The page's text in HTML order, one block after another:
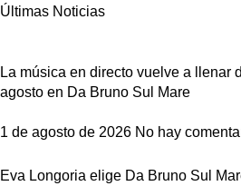
Últimas Noticias
La música en directo vuelve a llenar
agosto en Da Bruno Sul Mare
1 de agosto de 2026 No hay
Eva Longoria elige Da Bruno Sul